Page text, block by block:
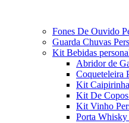
Fones De Ouvido
Guarda Chuvas
Kit Bebidas
Abridor de
Coqueteleira
Kit
Kit De Copos
Kit Vinho
Porta Whisky